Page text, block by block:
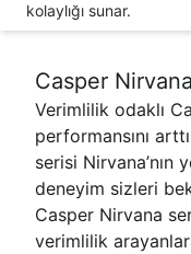
kolaylığı sunar.
Casper
Verimlilik odaklı
performansını
serisi
deneyim sizleri
Casper Nirvana
verimlilik